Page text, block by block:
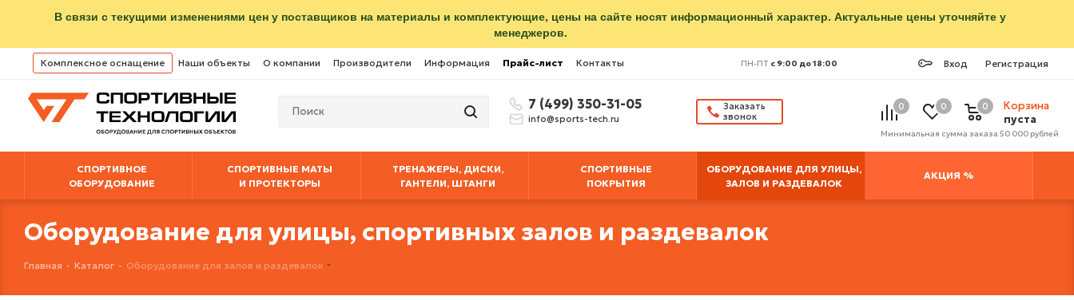
В связи с текущими изменениями цен у поставщиков на материалы и комплектующие, цены на сайте носят информационный характер. Актуальные цены уточняйте у
менеджеров.
Комплексное оснащение Наши объекты О компании Производители Информация Прайс-лист Контакты Вход Регистрация
ПН-ПТ с 9:00 до 18:00
7 (499) 350-31-05
info@sports-tech.ru
Заказать
звонок
0 0
Корзина
пуста
0
Минимальная сумма заказа 50 000 рублей
СПОРТИВНОЕ
ОБОРУДОВАНИЕ
СПОРТИВНЫЕ МАТЫ
И ПРОТЕКТОРЫ
ТРЕНАЖЕРЫ, ДИСКИ,
ГАНТЕЛИ, ШТАНГИ
СПОРТИВНЫЕ
ПОКРЫТИЯ
ОБОРУДОВАНИЕ ДЛЯ УЛИЦЫ,
ЗАЛОВ И РАЗДЕВАЛОК
АКЦИЯ %
Оборудование для улицы, спортивных залов и раздевалок
Главная - Каталог - Оборудование для залов и раздевалок